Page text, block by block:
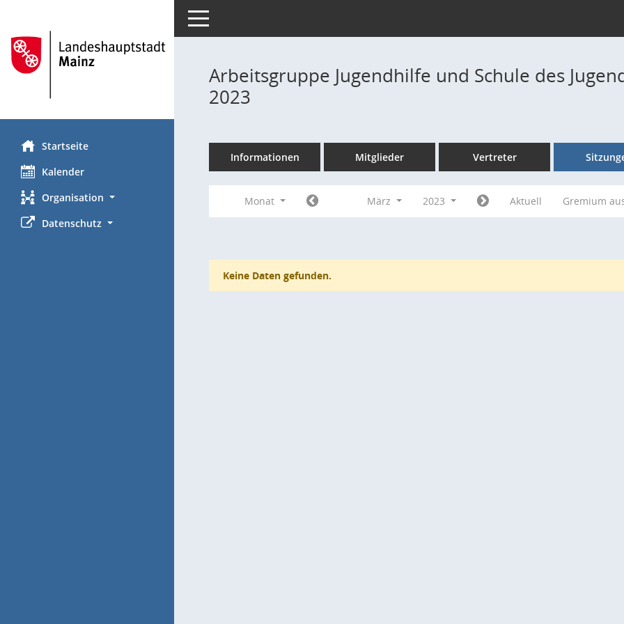
Startseite
Kalender
Organisation
Datenschutz
Toggle navigation
Arbeitsgruppe Jugendhilfe und Schule des
2023
Informationen Mitglieder Vertreter
Monat März 2023 Aktuell Gremium
Keine Daten gefunden.